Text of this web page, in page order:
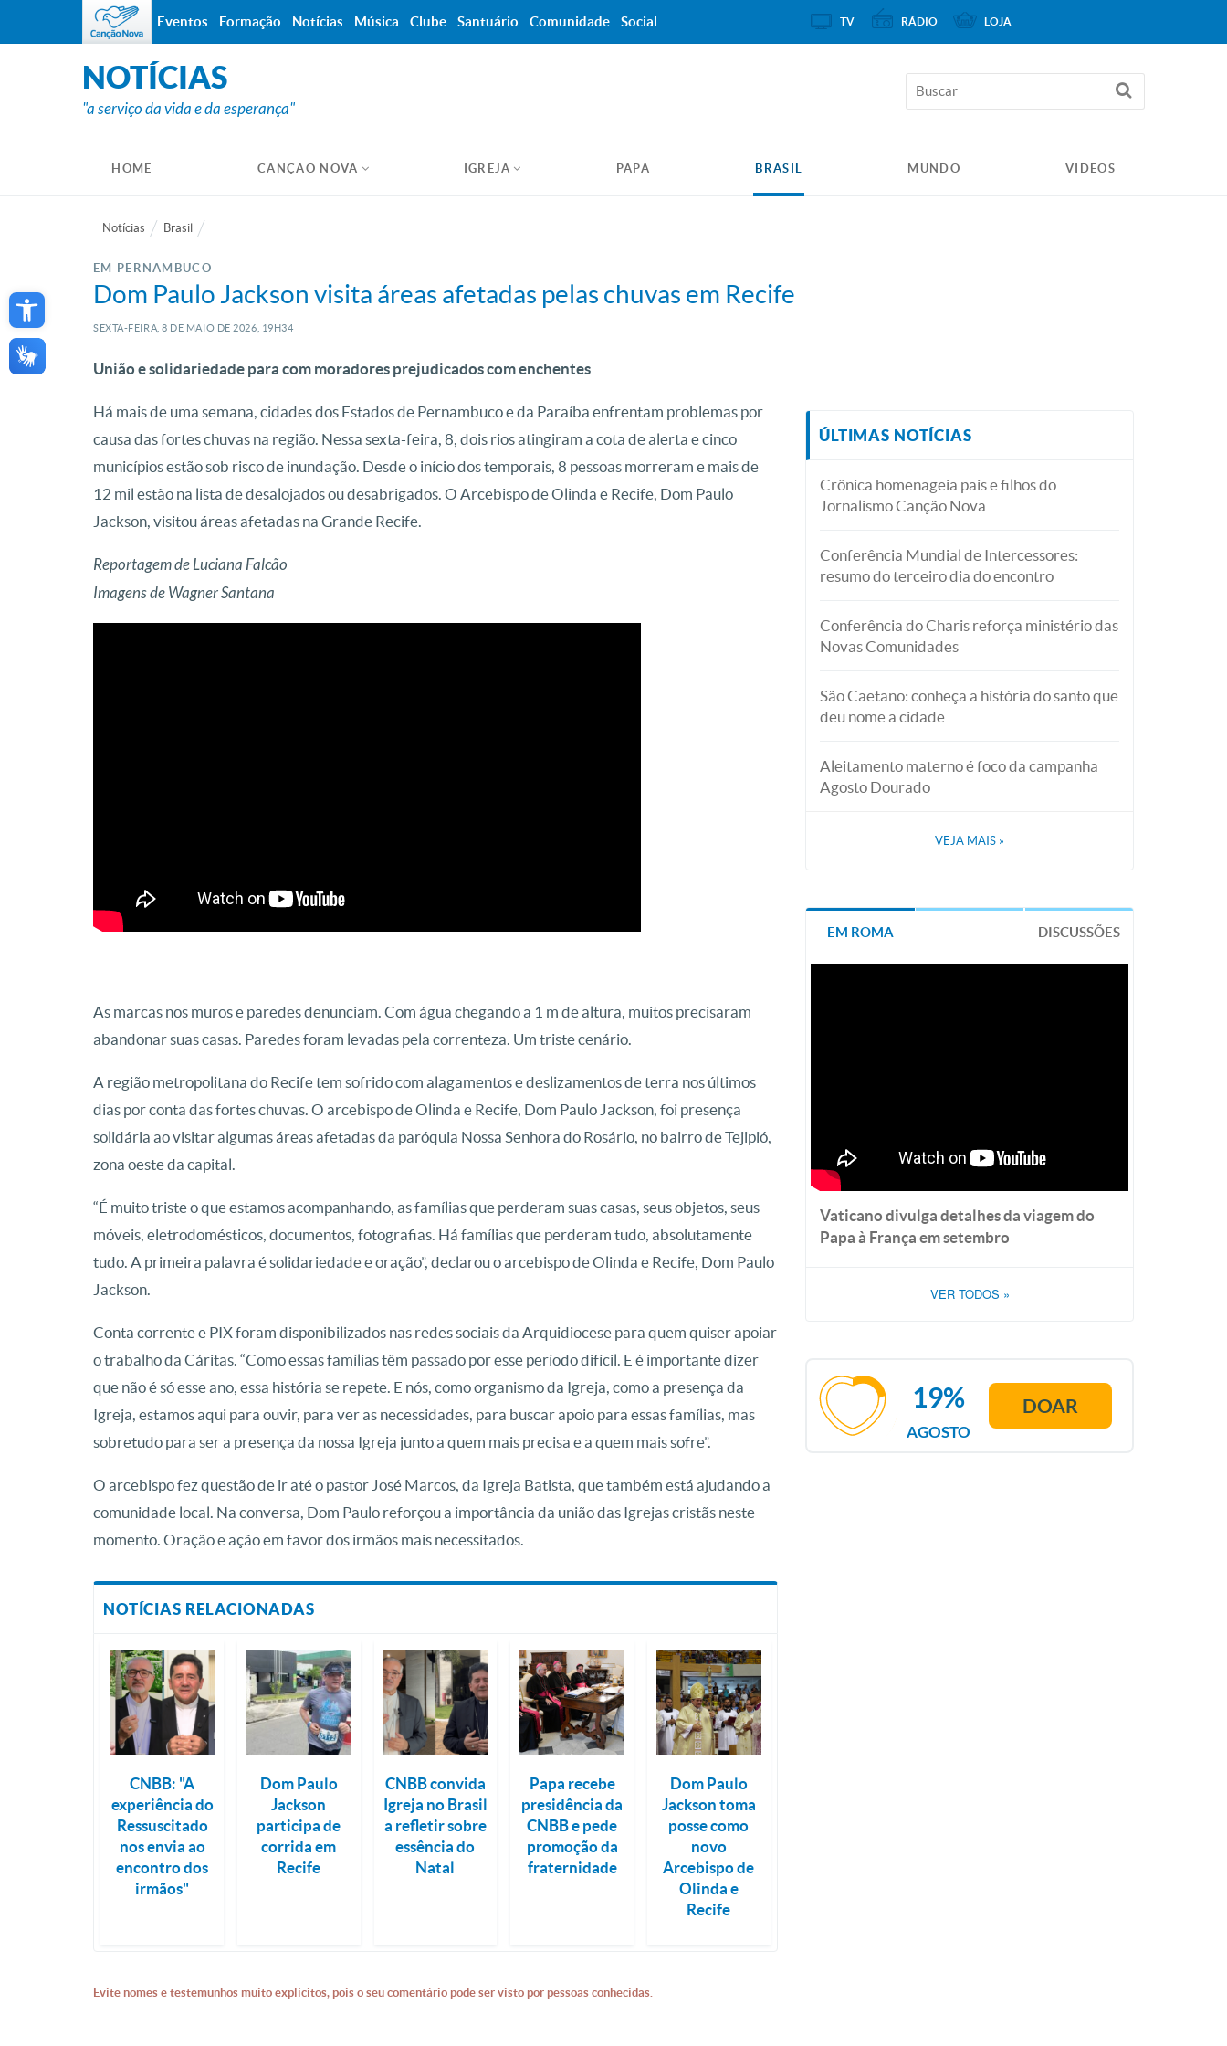
Open toolbar
NOTÍCIAS
"a serviço da vida e da esperança"
HOME CANÇÃO NOVA IGREJA PAPA BRASIL MUNDO VIDEOS
Notícias Brasil
EM PERNAMBUCO
Dom Paulo Jackson visita áreas afetadas pelas chuvas em Recife
SEXTA-FEIRA, 8 DE MAIO DE 2026, 19H34
União e solidariedade para com moradores prejudicados com enchentes
Há mais de uma semana, cidades dos Estados de Pernambuco e da Paraíba enfrentam problemas por
causa das fortes chuvas na região. Nessa sexta-feira, 8, dois rios atingiram a cota de alerta e cinco
municípios estão sob risco de inundação. Desde o início dos temporais, 8 pessoas morreram e mais de
12 mil estão na lista de desalojados ou desabrigados. O Arcebispo de Olinda e Recife, Dom Paulo
Jackson, visitou áreas afetadas na Grande Recife.
Reportagem de Luciana Falcão
Imagens de Wagner Santana
As marcas nos muros e paredes denunciam. Com água chegando a 1 m de altura, muitos precisaram
abandonar suas casas. Paredes foram levadas pela correnteza. Um triste cenário.
A região metropolitana do Recife tem sofrido com alagamentos e deslizamentos de terra nos últimos
dias por conta das fortes chuvas. O arcebispo de Olinda e Recife, Dom Paulo Jackson, foi presença
solidária ao visitar algumas áreas afetadas da paróquia Nossa Senhora do Rosário, no bairro de Tejipió,
zona oeste da capital.
“É muito triste o que estamos acompanhando, as famílias que perderam suas casas, seus objetos, seus
móveis, eletrodomésticos, documentos, fotografias. Há famílias que perderam tudo, absolutamente
tudo. A primeira palavra é solidariedade e oração”, declarou o arcebispo de Olinda e Recife, Dom Paulo
Jackson.
Conta corrente e PIX foram disponibilizados nas redes sociais da Arquidiocese para quem quiser apoiar
o trabalho da Cáritas. “Como essas famílias têm passado por esse período difícil. E é importante dizer
que não é só esse ano, essa história se repete. E nós, como organismo da Igreja, como a presença da
Igreja, estamos aqui para ouvir, para ver as necessidades, para buscar apoio para essas famílias, mas
sobretudo para ser a presença da nossa Igreja junto a quem mais precisa e a quem mais sofre”.
O arcebispo fez questão de ir até o pastor José Marcos, da Igreja Batista, que também está ajudando a
comunidade local. Na conversa, Dom Paulo reforçou a importância da união das Igrejas cristãs neste
momento. Oração e ação em favor dos irmãos mais necessitados.
NOTÍCIAS RELACIONADAS
CNBB: "A
experiência do
Ressuscitado
nos envia ao
encontro dos
irmãos"
Dom Paulo
Jackson
participa de
corrida em
Recife
CNBB convida
Igreja no Brasil
a refletir sobre
essência do
Natal
Papa recebe
presidência da
CNBB e pede
promoção da
fraternidade
Dom Paulo
Jackson toma
posse como
novo
Arcebispo de
Olinda e
Recife
Evite nomes e testemunhos muito explícitos, pois o seu comentário pode ser visto por pessoas conhecidas.
ÚLTIMAS NOTÍCIAS
Crônica homenageia pais e filhos do
Jornalismo Canção Nova
Conferência Mundial de Intercessores:
resumo do terceiro dia do encontro
Conferência do Charis reforça ministério das
Novas Comunidades
São Caetano: conheça a história do santo que
deu nome a cidade
Aleitamento materno é foco da campanha
Agosto Dourado
VEJA MAIS »
EM ROMA DISCUSSÕES
Vaticano divulga detalhes da viagem do
Papa à França em setembro
VER TODOS »
AGOSTO
19% DOAR
Eventos Formação Notícias Música Clube Santuário Comunidade Social TV RÁDIO LOJA